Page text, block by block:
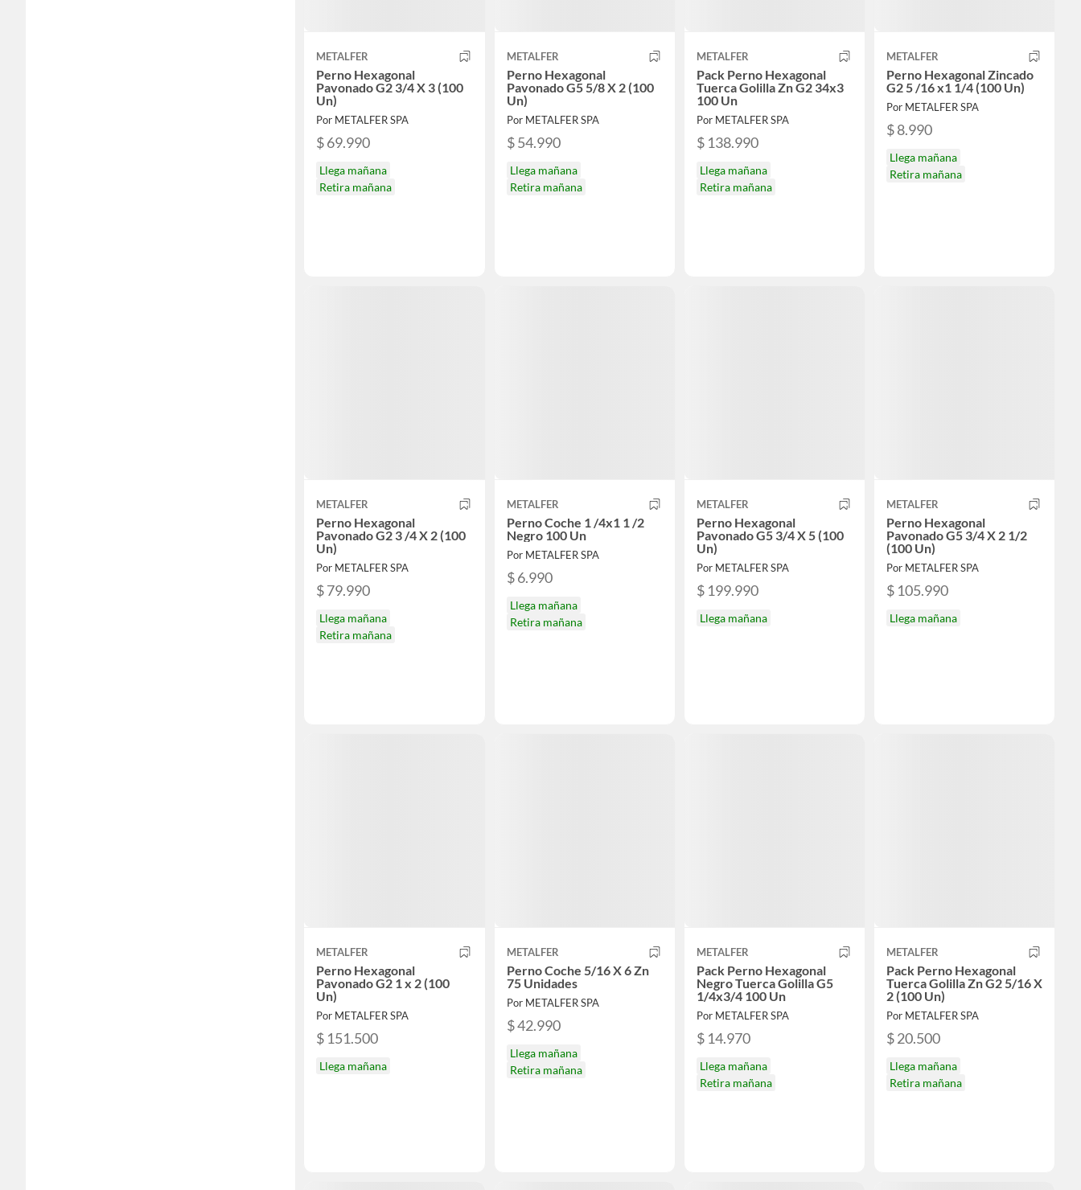
METALFER
Perno Hexagonal
Pavonado G2 3/4 X 3 (100
Un)
Por METALFER SPA
$ 69.990
Llega mañana
Retira mañana
METALFER
Perno Hexagonal
Pavonado G5 5/8 X 2 (100
Un)
Por METALFER SPA
$ 54.990
Llega mañana
Retira mañana
METALFER
Pack Perno Hexagonal
Tuerca Golilla Zn G2 34x3
100 Un
Por METALFER SPA
$ 138.990
Llega mañana
Retira mañana
METALFER
Perno Hexagonal Zincado
G2 5 /16 x1 1/4 (100 Un)
Por METALFER SPA
$ 8.990
Llega mañana
Retira mañana
METALFER
Perno Hexagonal
Pavonado G2 3 /4 X 2 (100
Un)
Por METALFER SPA
$ 79.990
Llega mañana
Retira mañana
METALFER
Perno Coche 1 /4x1 1 /2
Negro 100 Un
Por METALFER SPA
$ 6.990
Llega mañana
Retira mañana
METALFER
Perno Hexagonal
Pavonado G5 3/4 X 5 (100
Un)
Por METALFER SPA
$ 199.990
Llega mañana
METALFER
Perno Hexagonal
Pavonado G5 3/4 X 2 1/2
(100 Un)
Por METALFER SPA
$ 105.990
Llega mañana
METALFER
Perno Hexagonal
Pavonado G2 1 x 2 (100
Un)
Por METALFER SPA
$ 151.500
Llega mañana
METALFER
Perno Coche 5/16 X 6 Zn
75 Unidades
Por METALFER SPA
$ 42.990
Llega mañana
Retira mañana
METALFER
Pack Perno Hexagonal
Negro Tuerca Golilla G5
1/4x3/4 100 Un
Por METALFER SPA
$ 14.970
Llega mañana
Retira mañana
METALFER
Pack Perno Hexagonal
Tuerca Golilla Zn G2 5/16 X
2 (100 Un)
Por METALFER SPA
$ 20.500
Llega mañana
Retira mañana